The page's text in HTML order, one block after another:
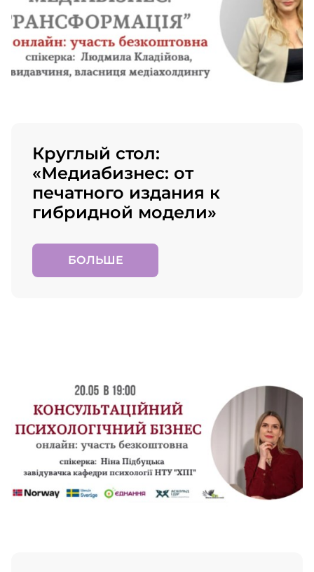
Круглый стол:
«Медиабизнес: от
печатного издания к
гибридной модели»
БОЛЬШЕ